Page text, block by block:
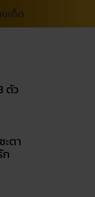
ขเด็ด
ตัว
ะตา
ก